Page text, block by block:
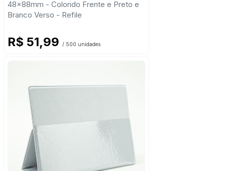
48x88mm - Colorido Frente e Preto e
Branco Verso - Refile
R$ 51,99 / 500 unidades